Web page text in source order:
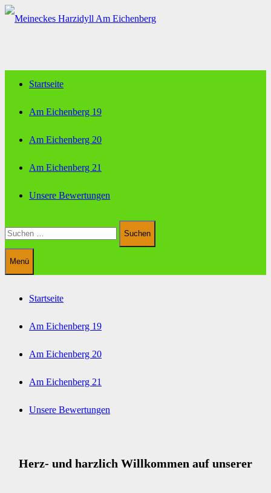
Zum
springen
Startseite
Am Eichenberg 19
Am Eichenberg 20
Am Eichenberg 21
Unsere Bewertungen
Suchen
nach:
Menü
Startseite
Am Eichenberg 19
Am Eichenberg 20
Am Eichenberg 21
Unsere Bewertungen
Herz- und harzlich Willkommen auf unserer